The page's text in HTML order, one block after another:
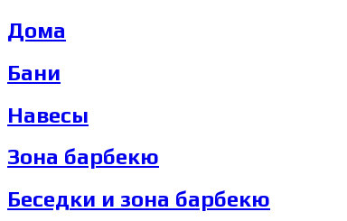
Дома
Бани
Навесы
Зона барбекю
Беседки и зона барбекю